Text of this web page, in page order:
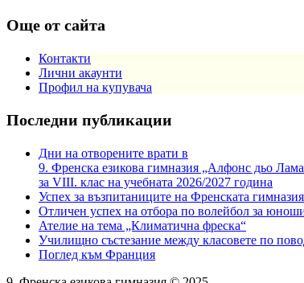
Още от сайта
Контакти
Лични акаунти
Профил на купувача
Последни публикации
Дни на отворените врати в
9. Френска езикова гимназия „Алфонс дьо
за VIII. клас на учебната 2026/2027 година
Успех за възпитаниците на Френската
Отличен успех на отбора по волейбол за
Ателие на тема „Климатична фреска“
Училищно състезание между класовете по
Поглед към Франция